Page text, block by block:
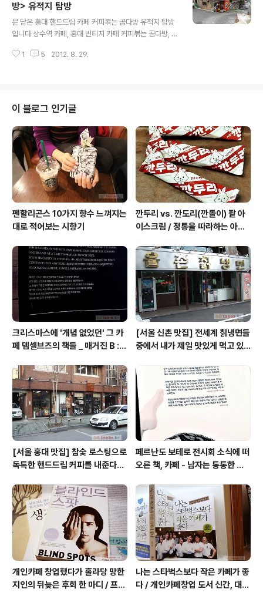
향했다. 연남동 그 동네에 처음 가는 사람이 카페 리브레에
가려면 홍대입구역 3번출구에서 지도 약도를 보고 움직이
는게 정석이다. 지도 검색에서 커피 리브레와 카페 리브레
가 나오길래, 포털 담당자가 업체를 중복등록하는 경우가
많아서 같은 곳이겠거니 생각하고 커피 리브레를 찍었다.
방> 유적지 탐방
문 닫은 홍대 핸드드립 카페 커피볶는 곰다방 유적지 탐방
입니다 상수역 카페, 홍대 빈티지 카페 커피볶는 곰다방, 문
홍대 정문 맞은 편 골목에 있던 빈티지 핸드드립 카페 커피
이라서, 폐점 사실을 누구한테서 듣는 소식과 인터넷 검색
으로만 확인해서는 성이 안차고, 홍대 근처 가는 길에 방문
해서 실물을 육안 확인해야 밀린 숙제를 마무리 하는 거였
다. 이날의 커피볶는 곰다방 유적지 탐방은 카르니안님 덕
분(?)으로 연남동의 어느 카페 방문하는 길에 이루어진 순
례이기도 했다. 계속 사라져가고 ..
1 5 2012. 8. 29.
이 블로그 인기글
펜할리곤스 10가지 향수 느껴지는
대로 적어보는 시향기
깐두리 vs. 깐도리(깐돌이) 팥 아
이스크림 / 정통을 따라하는 아류
스크림
크리스마스에 '개념 없었던' 그 카
페 뎀셀브즈의 책들 _ 매거진 B :
커피
[서울 신촌 맛집] 전세계 칡냉면들
중에서 내가 제일 맛있게 먹고 있
[서울 홍대 맛집] 참숯 로스팅으로
독특한 핸드드립 커피를 내준다는
페르난도 보테로 전시회 소식에 떠
오른 책, 카페 - 남자는 통통한 여
개인카페 창업했다가 홀라당 망한
지인의 뒤늦은 후회 한 마디 / 프랜
나는 스타벅스보다 작은 카페가 좋
다 / 개인카페창업 도서 신간, 대전